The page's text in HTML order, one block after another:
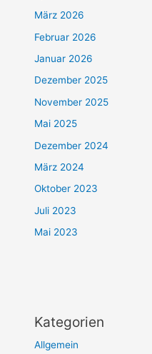
März 2026
Februar 2026
Januar 2026
Dezember 2025
November 2025
Mai 2025
Dezember 2024
März 2024
Oktober 2023
Juli 2023
Mai 2023
Kategorien
Allgemein